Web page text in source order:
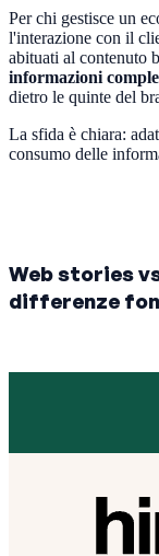
Per chi gestisce un
l'interazione con il
abituati al contenuto
informazioni
dietro le quinte del
La sfida è chiara:
consumo delle
Web stories
differenze